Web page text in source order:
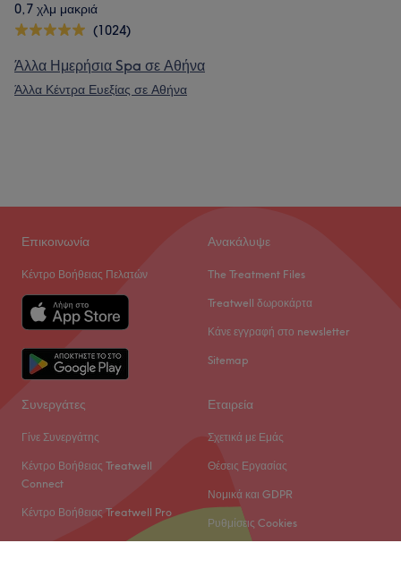
0,7 χλμ μακριά
(1024)
Άλλα Ημερήσια Spa σε Αθήνα
Άλλα Κέντρα Ευεξίας σε Αθήνα
Επικοινωνία
Κέντρο Βοήθειας Πελατών
Ανακάλυψε
The Treatment Files
Treatwell δωροκάρτα
Κάνε εγγραφή στο newsletter
Sitemap
Συνεργάτες
Γίνε Συνεργάτης
Κέντρο Βοήθειας Treatwell
Connect
Κέντρο Βοήθειας Treatwell Pro
Εταιρεία
Σχετικά με Εμάς
Θέσεις Εργασίας
Νομικά και GDPR
Ρυθμίσεις Cookies